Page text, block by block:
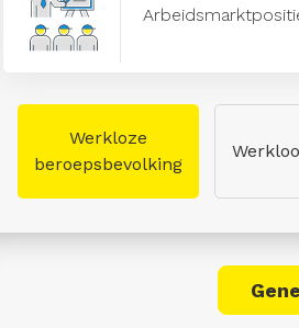
Werkloze
beroepsbevolking